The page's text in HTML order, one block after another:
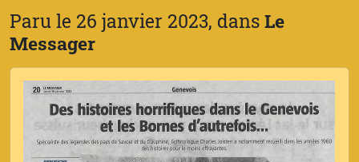
Paru le 26 janvier 2023, dansLe
Messager